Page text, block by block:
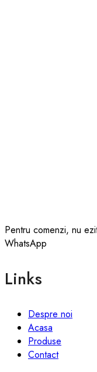
Pentru comenzi, nu
WhatsApp
Links
Despre noi
Acasa
Produse
Contact